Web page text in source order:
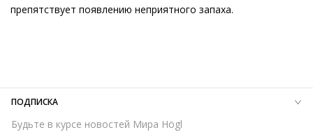
препятствует появлению неприятного запаха.
Материал подошвы Кожаная подошва с изысканной
отделкой и резиновой вставкой
Высота каблука 80 мм
ПОДПИСКА
Будьте в курсе новостей Мира Högl